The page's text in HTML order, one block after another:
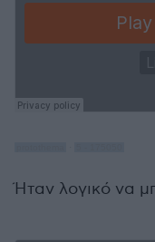
Ήταν λογικό να